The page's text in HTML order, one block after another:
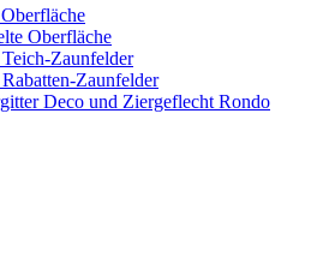
Oberfläche
Zaunfelder
Zaunfelder
Deco und Ziergeflecht Rondo